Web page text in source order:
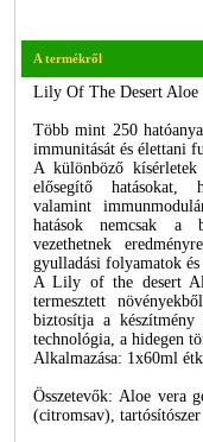
A termékről
Lily Of The Desert
Több mint 250
immunitását és élettani
A különböző kísérletek
elősegítő hatásokat,
valamint
hatások nemcsak a
vezethetnek
gyulladási folyamatok és
A Lily of the desert
termesztett
biztosítja a készítmény
technológia, a hidegen
Alkalmazása: 1x60ml
Összetevők: Aloe vera
(citromsav),